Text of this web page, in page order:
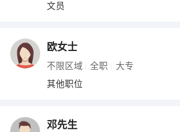
文员
欧女士
不限区域 全职 大专
其他职位
邓先生